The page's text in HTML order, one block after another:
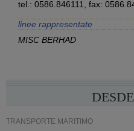
tel.: 0586.846111, fax:
linee rappresentate
MISC BERHAD
TRANSPORTE MARÍTIMO